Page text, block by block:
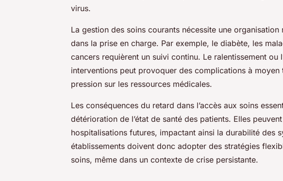
virus.
La gestion des soins courants nécessite une
dans la prise en charge. Par exemple, le diabète, les
cancers requièrent un suivi continu. Le ralentissement ou
interventions peut provoquer des complications à moyen
pression sur les ressources médicales.
Les conséquences du retard dans l’accès aux soins
détérioration de l’état de santé des patients. Elles
hospitalisations futures, impactant ainsi la durabilité des
établissements doivent donc adopter des stratégies
soins, même dans un contexte de crise persistante.